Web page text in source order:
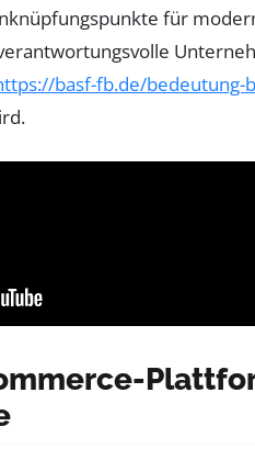
für
basf-fb.de/bedeutung-